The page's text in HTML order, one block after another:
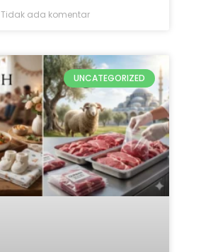
Tidak ada komentar
UNCATEGORIZED